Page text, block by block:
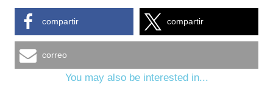
compartir compartir
correo
You may also be interested in...